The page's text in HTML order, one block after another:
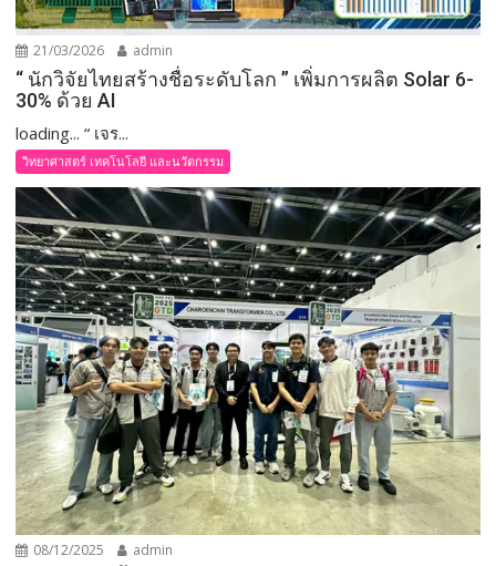
21/03/2026 admin
“ นักวิจัยไทยสร้างชื่อระดับโลก ” เพิ่มการผลิต Solar 6-
30% ด้วย AI
loading... “ เจร...
วิทยาศาสตร์ เทคโนโลยี และนวัตกรรม
08/12/2025 admin